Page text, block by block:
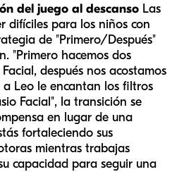
del juego al descanso Las
difíciles para los niños con
de "Primero/Después"
"Primero hacemos dos
después nos acostamos
Leo le encantan los filtros
Facial", la transición se
en lugar de una
fortaleciendo sus
mientras trabajas
capacidad para seguir una